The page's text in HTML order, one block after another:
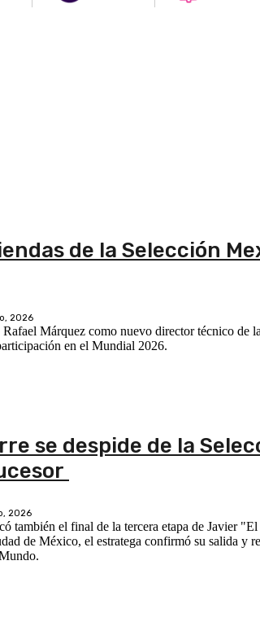
de la Selección
2026
Márquez como nuevo director técnico de
en el Mundial 2026.
se despide de la
2026
el final de la tercera etapa de Javier
de México, el estratega confirmó su salida y